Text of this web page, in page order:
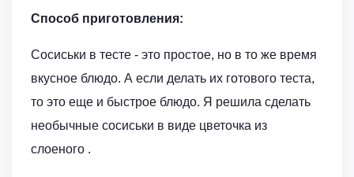
Способ приготовления:
Сосиськи в тесте - это простое, но в то же время
вкусное блюдо. А если делать их готового теста,
то это еще и быстрое блюдо. Я решила сделать
необычные сосиськи в виде цветочка из
слоеного .